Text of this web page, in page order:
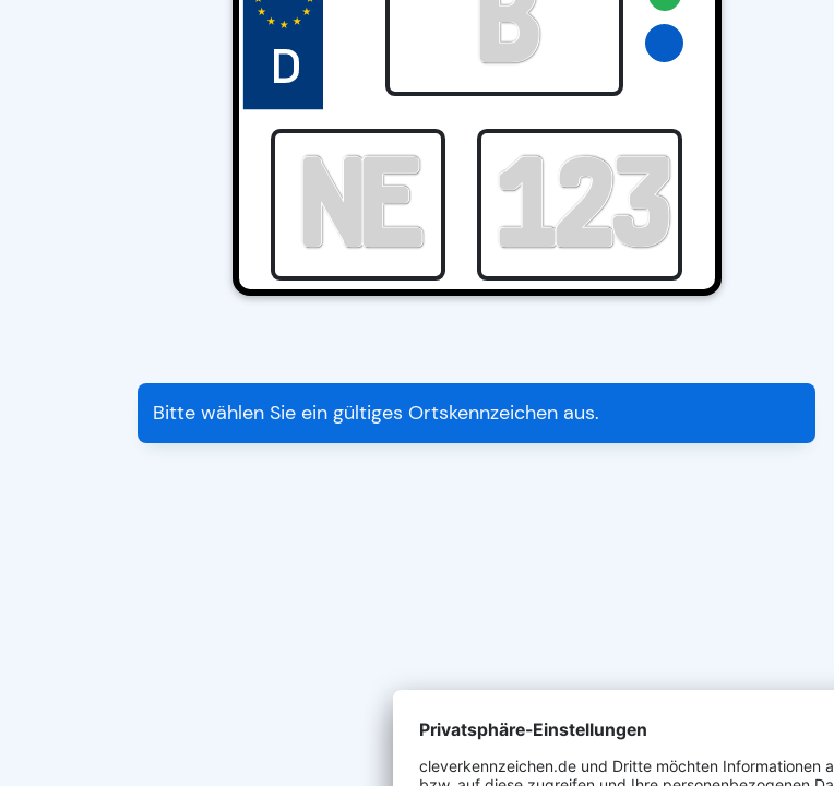
Bitte wählen Sie ein gültiges Ortskennzeichen aus.